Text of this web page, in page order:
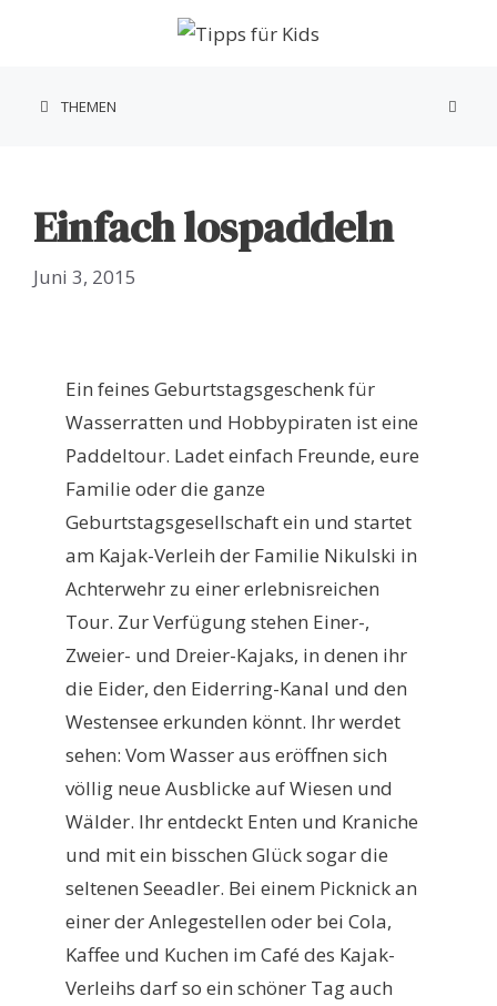
THEMEN
Einfach lospaddeln
Juni 3, 2015
Ein feines Geburtstagsgeschenk für
Wasserratten und Hobbypiraten ist eine
Paddeltour. Ladet einfach Freunde, eure
Familie oder die ganze
Geburtstagsgesellschaft ein und startet
am Kajak-Verleih der Familie Nikulski in
Achterwehr zu einer erlebnisreichen
Tour. Zur Verfügung stehen Einer-,
Zweier- und Dreier-Kajaks, in denen ihr
die Eider, den Eiderring-Kanal und den
Westensee erkunden könnt. Ihr werdet
sehen: Vom Wasser aus eröffnen sich
völlig neue Ausblicke auf Wiesen und
Wälder. Ihr entdeckt Enten und Kraniche
und mit ein bisschen Glück sogar die
seltenen Seeadler. Bei einem Picknick an
einer der Anlegestellen oder bei Cola,
Kaffee und Kuchen im Café des Kajak-
Verleihs darf so ein schöner Tag auch